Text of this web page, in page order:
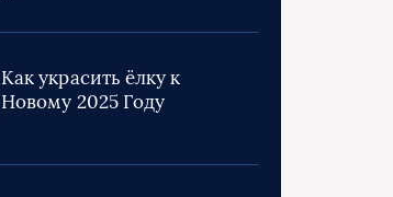
Как украсить ёлку к
Новому 2025 Году